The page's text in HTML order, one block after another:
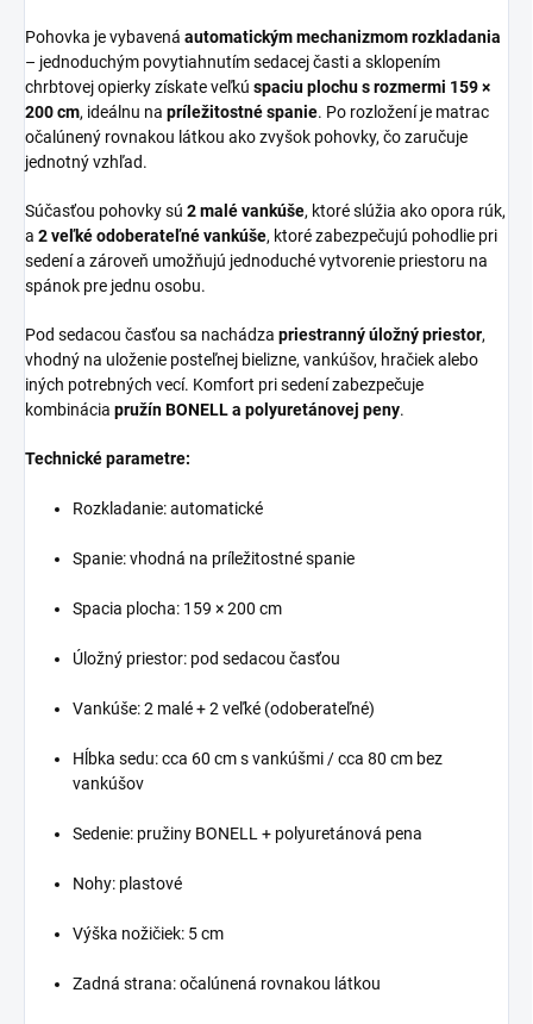
Pohovka je vybavená automatickým mechanizmom rozkladania
– jednoduchým povytiahnutím sedacej časti a sklopením
chrbtovej opierky získate veľkú spaciu plochu s rozmermi 159 ×
200 cm, ideálnu na príležitostné spanie. Po rozložení je matrac
očalúnený rovnakou látkou ako zvyšok pohovky, čo zaručuje
jednotný vzhľad.
Súčasťou pohovky sú 2 malé vankúše, ktoré slúžia ako opora rúk,
a 2 veľké odoberateľné vankúše, ktoré zabezpečujú pohodlie pri
sedení a zároveň umožňujú jednoduché vytvorenie priestoru na
spánok pre jednu osobu.
Pod sedacou časťou sa nachádza priestranný úložný priestor,
vhodný na uloženie posteľnej bielizne, vankúšov, hračiek alebo
iných potrebných vecí. Komfort pri sedení zabezpečuje
kombinácia pružín BONELL a polyuretánovej peny.
Technické parametre:
Rozkladanie: automatické
Spanie: vhodná na príležitostné spanie
Spacia plocha: 159 × 200 cm
Úložný priestor: pod sedacou časťou
Vankúše: 2 malé + 2 veľké (odoberateľné)
Hĺbka sedu: cca 60 cm s vankúšmi / cca 80 cm bez
vankúšov
Sedenie: pružiny BONELL + polyuretánová pena
Nohy: plastové
Výška nožičiek: 5 cm
Zadná strana: očalúnená rovnakou látkou